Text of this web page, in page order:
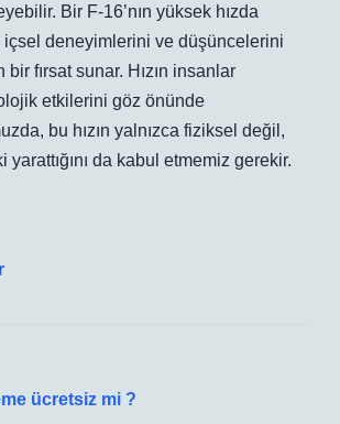
Bir F-16’nın yüksek hızda
içsel deneyimlerini ve düşüncelerini
bir fırsat sunar. Hızın insanlar
etkilerini göz önünde
bu hızın yalnızca fiziksel değil,
da kabul etmemiz gerekir.
ücretsiz mi ?